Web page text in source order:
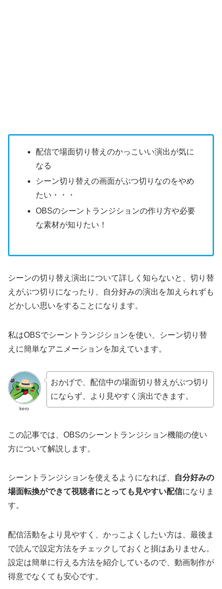
配信で場面切り替えのかっこいい演出が気に
なる
シーン切り替えの画面がぶつ切りなのをやめ
たい・・・
OBSのシーントランジションの作り方や必要
な素材が知りたい！
シーンの切り替え演出について詳しく知らないと、切り替
えがぶつ切りになったり、自分好みの演出を加えられずも
どかしい思いをすることになります。
私はOBSでシーントランジションを使い、シーン切り替
えに簡単なアニメーションを加えています。
kero
おかげで、配信中の場面切り替えがぶつ切り
にならず、より見やすく演出できます。
この記事では、OBSのシーントランジション機能の使い
方について解説します。
シーントランジションを使えるようになれば、
自分好みの
場面転換ができて視聴者にとっても見やすい配信になりま
す。
配信活動をより見やすく、かっこよくしたい方は、最後ま
で読んで設定方法をチェックしておくと損はありません。
設定は簡単に行える方法を紹介しているので、動画制作が
得意でなくても安心です。